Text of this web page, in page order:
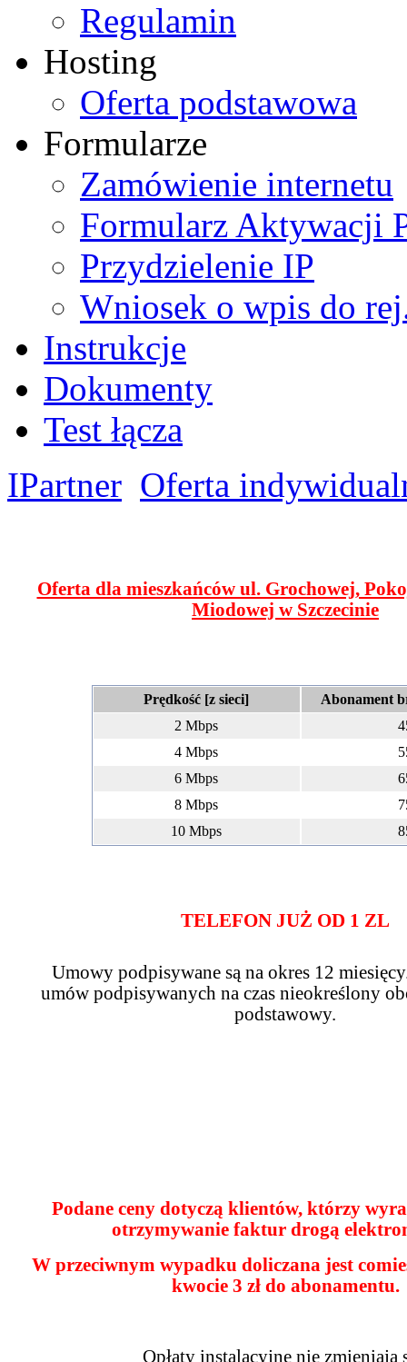
Regulamin
Hosting
Oferta podstawowa
Formularze
Zamówienie internetu
Formularz Aktywacji
Przydzielenie IP
Wniosek o wpis do
Instrukcje
Dokumenty
Test łącza
IPartner Oferta
Oferta dla mieszkańców ul. Grochowej,
Miodowej w Szczecinie
Prędkość [z sieci]
Abonament
2 Mbps
4 Mbps
6 Mbps
8 Mbps
10 Mbps
TELEFON JUŻ OD 1 ZL
Umowy podpisywane są na okres 12
umów podpisywanych na czas nieokreślony
podstawowy.
Podane ceny dotyczą klientów, którzy
otrzymywanie faktur drogą
W przeciwnym wypadku doliczana jest
kwocie3 złdo abonamentu.
Opłaty instalacyjne nie zmieniają